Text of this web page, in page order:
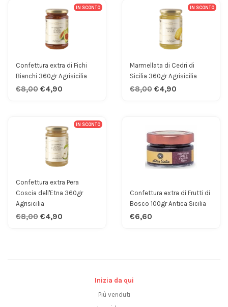
Inizia da qui
Più venduti
IN SCONTO
Confettura extra di Fichi
Bianchi 360gr Agrisicilia
€8,00 €4,90
IN SCONTO
Marmellata di Cedri di
Sicilia 360gr Agrisicilia
€8,00 €4,90
IN SCONTO
Confettura extra Pera
Coscia dell'Etna 360gr
Agrisicilia
€8,00 €4,90
Confettura extra di Frutti di
Bosco 100gr Antica Sicilia
€6,60